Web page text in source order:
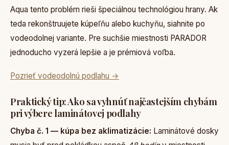
Aqua tento problém rieši špeciálnou technológiou hrany. Ak
teda rekonštruujete kúpeľňu alebo kuchyňu, siahnite po
vodeodolnej variante. Pre suchšie miestnosti PARADOR
jednoducho vyzerá lepšie a je prémiová voľba.
Pozrieť vodeodolnú podlahu →
Praktický tip: Ako sa vyhnúť najčastejším chybám
pri výbere laminátovej podlahy
Chyba č. 1 — kúpa bez aklimatizácie: Laminátové dosky